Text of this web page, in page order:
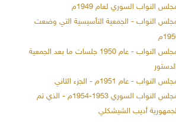
السوري لعام 1949م
النواب - الجمعية التأسيسية التي وضعت
محاضر جلسات مجلس النواب - عام 1950 جلسات ما بعد الجمعية
1951م - الجزء الثاني
محاضر جلسات مجلس النواب السوري 1953-1954م - الذي تم
أديب الشيشكلي